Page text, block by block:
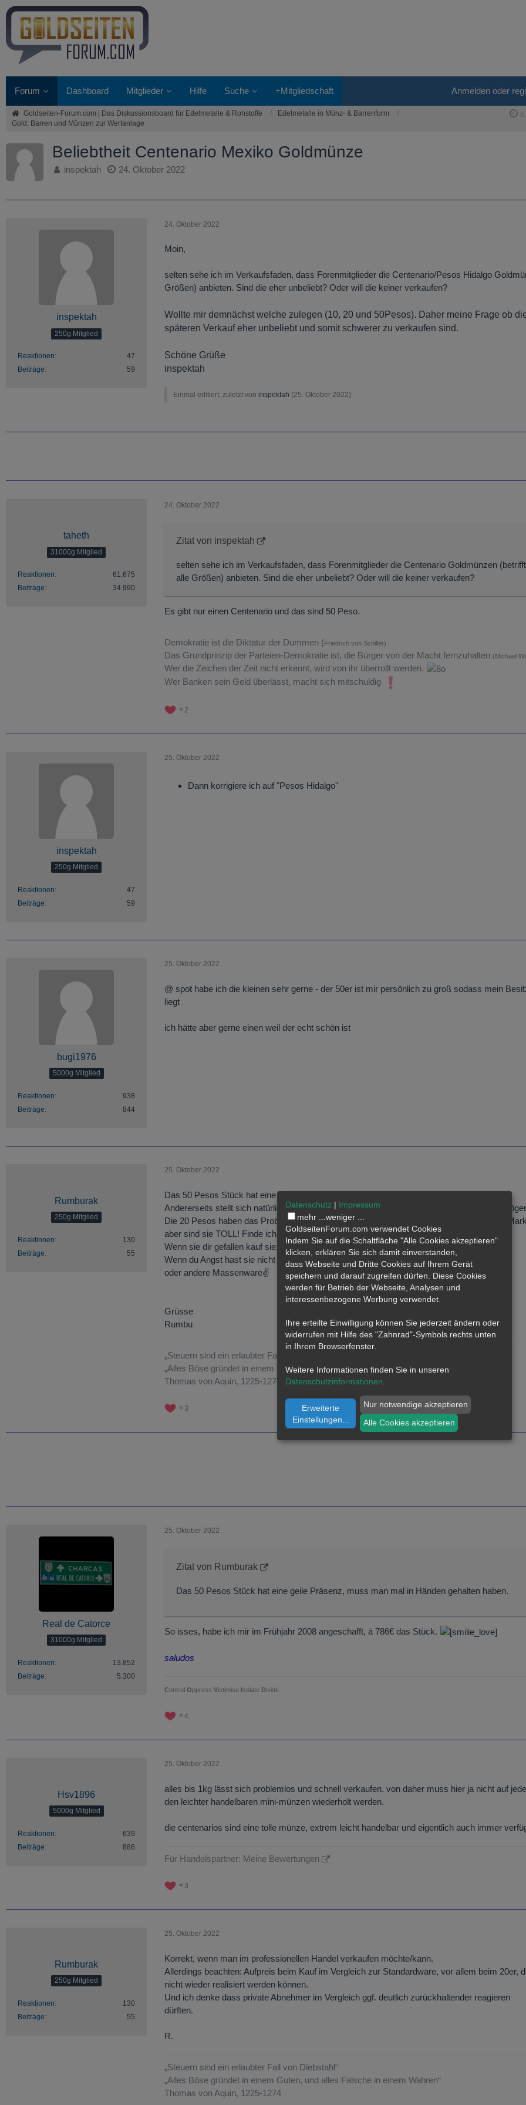
Forum Dashboard Mitglieder Hilfe Suche +Mitgliedschaft Anmelden oder
Goldseiten-Forum.com | Das Diskussionsboard für Edelmetalle & Rohstoffe
Edelmetalle in Münz- & Barrenform
Gold: Barren und Münzen zur Wertanlage
Beliebtheit Centenario Mexiko Goldmünze
inspektah 24. Oktober 2022
inspektah
250g Mitglied
Reaktionen
47
Beiträge
59
24. Oktober 2022
Moin,
selten sehe ich im Verkaufsfaden, dass Forenmitglieder die Centenario/Pesos Hidalgo
Größen) anbieten. Sind die eher unbeliebt? Oder will die keiner verkaufen?
Wollte mir demnächst welche zulegen (10, 20 und 50Pesos). Daher meine Frage ob
späteren Verkauf eher unbeliebt und somit schwerer zu verkaufen sind.
Schöne Grüße
inspektah
Einmal editiert, zuletzt von inspektah (25. Oktober 2022)
taheth
31000g Mitglied
Reaktionen
61.675
Beiträge
34.990
24. Oktober 2022
Zitat von inspektah
selten sehe ich im Verkaufsfaden, dass Forenmitglieder die Centenario Goldmünzen (betrifft
alle Größen) anbieten. Sind die eher unbeliebt? Oder will die keiner verkaufen?
Es gibt nur einen Centenario und das sind 50 Peso.
Demokratie ist die Diktatur der Dummen (Friedrich von Schiller)
Das Grundprinzip der Parteien-Demokratie ist, die Bürger von der Macht fernzuhalten (Michael
Wer die Zeichen der Zeit nicht erkennt, wird von ihr überrollt werden.
Wer Banken sein Geld überlässt, macht sich mitschuldig
2
inspektah
250g Mitglied
Reaktionen
47
Beiträge
59
25. Oktober 2022
Dann korrigiere ich auf "Pesos Hidalgo"
bugi1976
5000g Mitglied
Reaktionen
938
Beiträge
844
25. Oktober 2022
@ spot habe ich die kleinen sehr gerne - der 50er ist mir persönlich zu groß sodass mein
liegt
ich hätte aber gerne einen weil der echt schön ist
Rumburak
250g Mitglied
Reaktionen
130
Beiträge
55
25. Oktober 2022
Das 50 Pesos Stück hat eine geile Präsenz, muss man mal in Händen gehalten haben
Andererseits stellt sich natürlich die Frage nach der Fungibilität. Muss man also kennen,
Die 20 Pesos haben das Problem sicher weniger, sind natürlich auch Exoten am hiesigen
aber sind sie TOLL! Finde ich zumindest.
Wenn sie dir gefallen kauf sie; sind aus Gold, wird man sicher in Fiat umrubeln können.
Wenn du Angst hast sie nicht (schnell!?!) los zu werden- nimm Krüger, Willis
oder andere Massenware✌️
Grüsse
Rumbu
„Steuern sind ein erlaubter Fall von Diebstahl“
„Alles Böse gründet in einem Guten, und alles Falsche in einem Wahren“
Thomas von Aquin, 1225-1274
3
Real de Catorce
31000g Mitglied
Reaktionen
13.852
Beiträge
5.300
25. Oktober 2022
Zitat von Rumburak
Das 50 Pesos Stück hat eine geile Präsenz, muss man mal in Händen gehalten haben.
So isses, habe ich mir im Frühjahr 2008 angeschafft, à 786€ das Stück.
saludos
Control Oppress Victimise Isolate Divide
4
Hsv1896
5000g Mitglied
Reaktionen
639
Beiträge
886
25. Oktober 2022
alles bis 1kg lässt sich problemlos und schnell verkaufen. von daher muss hier ja nicht auf
den leichter handelbaren mini-münzen wiederholt werden.
die centenarios sind eine tolle münze, extrem leicht handelbar und eigentlich auch immer
Für Handelspartner: Meine Bewertungen
3
Rumburak
250g Mitglied
Reaktionen
130
Beiträge
55
25. Oktober 2022
Korrekt, wenn man im professionellen Handel verkaufen möchte/kann.
Allerdings beachten: Aufpreis beim Kauf im Vergleich zur Standardware, vor allem beim 20er,
nicht wieder realisiert werden können.
Und ich denke dass private Abnehmer im Vergleich ggf. deutlich zurückhaltender reagieren
dürften.
R.
„Steuern sind ein erlaubter Fall von Diebstahl“
„Alles Böse gründet in einem Guten, und alles Falsche in einem Wahren“
Thomas von Aquin, 1225-1274
Datenschutz | Impressum
mehr ... weniger ...
GoldseitenForum.com verwendet Cookies
Indem Sie auf die Schaltfläche "Alle Cookies akzeptieren"
klicken, erklären Sie sich damit einverstanden,
dass Webseite und Dritte Cookies auf Ihrem Gerät
speichern und darauf zugreifen dürfen. Diese Cookies
werden für Betrieb der Webseite, Analysen und
interessenbezogene Werbung verwendet.
Ihre erteilte Einwilligung können Sie jederzeit ändern oder
widerrufen mit Hilfe des "Zahnrad"-Symbols rechts unten
in Ihrem Browserfenster.
Weitere Informationen finden Sie in unseren
Datenschutzinformationen
Erweiterte
Einstellungen
Nur notwendige akzeptieren
Alle Cookies akzeptieren